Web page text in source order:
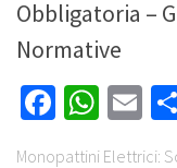
Obbligatoria –
Normative
Monopattini Elettrici: